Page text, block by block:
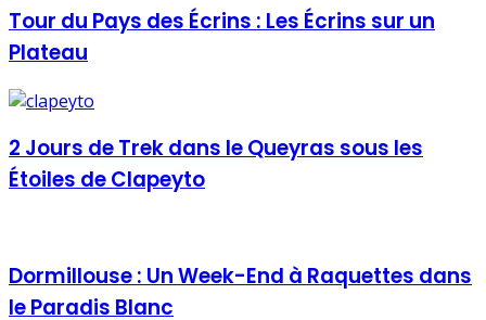
Tour du Pays des Écrins : Les Écrins sur un
Plateau
2 Jours de Trek dans le Queyras sous les
Étoiles de Clapeyto
Dormillouse : Un Week-End à Raquettes dans
le Paradis Blanc